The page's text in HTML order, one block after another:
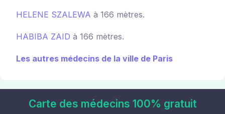
HELENE SZALEWA à 166 mètres.
HABIBA ZAID à 166 mètres.
Les autres médecins de la ville de Paris
Carte des médecins 100% gratuit